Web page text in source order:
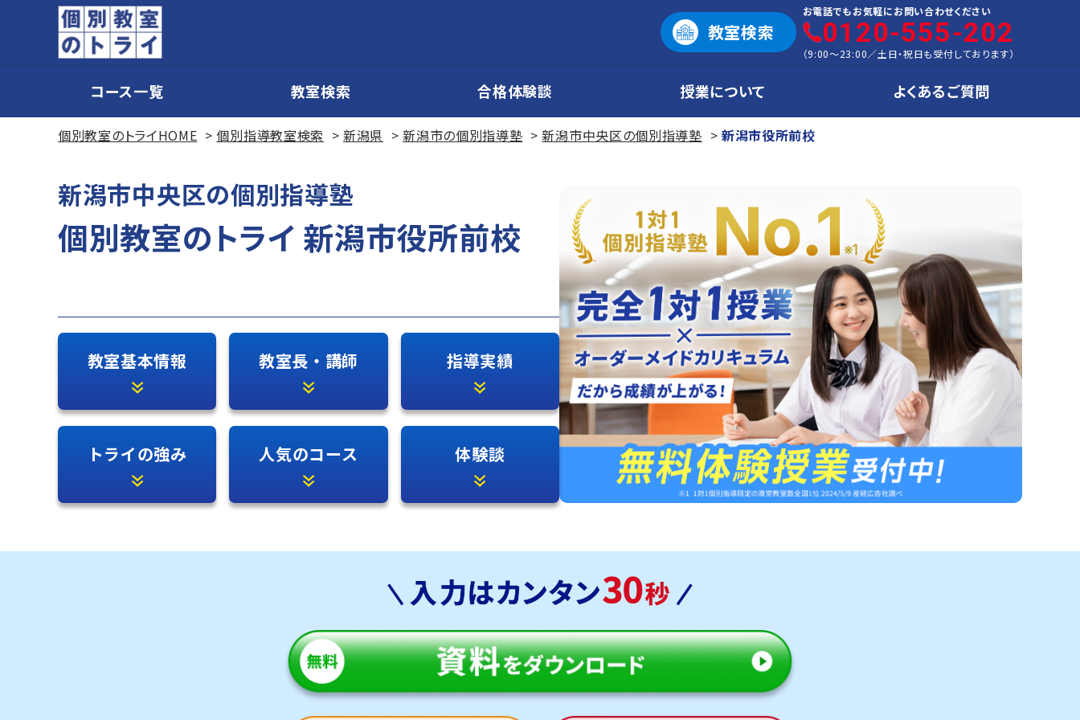
教室検索
お電話でもお気軽にお問い合わせください
0120-555-202
（9:00～23:00／土日・祝日も受付しております）
コース一覧 教室検索 合格体験談 授業について よくあるご質問
個別教室のトライHOME 個別指導教室検索 新潟県 新潟市の個別指導塾 新潟市中央区の個別指導塾 新潟市役所前校
新潟市中央区の個別指導塾
個別教室のトライ 新潟市役所前校
教室基本情報 教室長・講師 指導実績
トライの強み 人気のコース 体験談